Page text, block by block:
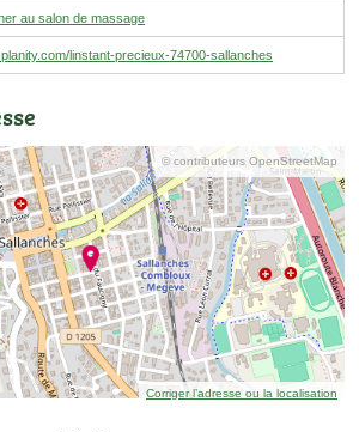
au salon de massage
linstant-precieux-74700-sallanches
© contributeurs OpenStreetMap
Corriger l’adresse ou la localisation